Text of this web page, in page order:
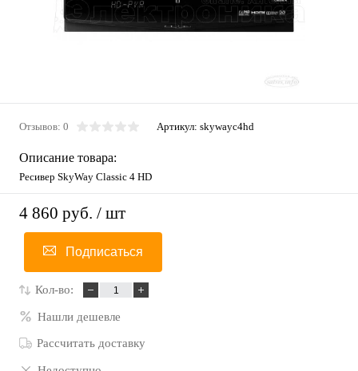
Отзывов: 0 Артикул: skywayc4hd
Описание товара:
Ресивер SkyWay Classic 4 HD
4 860 руб. / шт
Подписаться
Кол-во:
Нашли дешевле
Рассчитать доставку